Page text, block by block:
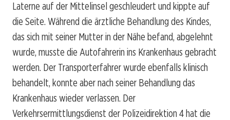
Laterne auf der Mittelinsel geschleudert und kippte auf
die Seite. Während die ärztliche Behandlung des Kindes,
das sich mit seiner Mutter in der Nähe befand, abgelehnt
wurde, musste die Autofahrerin ins Krankenhaus gebracht
werden. Der Transporterfahrer wurde ebenfalls klinisch
behandelt, konnte aber nach seiner Behandlung das
Krankenhaus wieder verlassen. Der
Verkehrsermittlungsdienst der Polizeidirektion 4 hat die